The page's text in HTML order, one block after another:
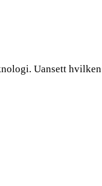
Uansett hvilken